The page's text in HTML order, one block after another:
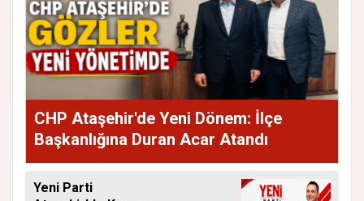
CHP Ataşehir'de Yeni Dönem: İlçe
Başkanlığına Duran Acar Atandı
Yeni Parti